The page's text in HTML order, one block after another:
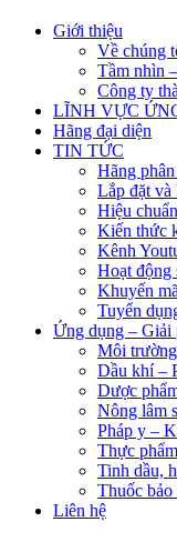
Giới thiệu
Về chúng
Tầm nhìn
Công ty
LĨNH VỰC
Hãng đại diện
TIN TỨC
Hãng
Lắp đặt
Hiệu
Kiến thức
Kênh
Hoạt động
Khuyến
Tuyển
Ứng dụng – Giải
Môi
Dầu khí –
Dược
Nông lâm
Pháp y –
Thực
Tinh dầu,
Thuốc bảo
Liên hệ